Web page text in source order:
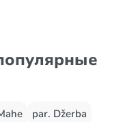
par. Džerba